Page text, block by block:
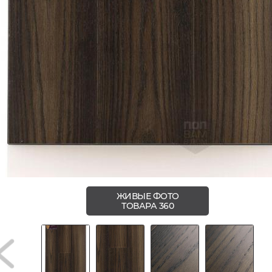
ЖИВЫЕ ФОТО
ТОВАРА 360